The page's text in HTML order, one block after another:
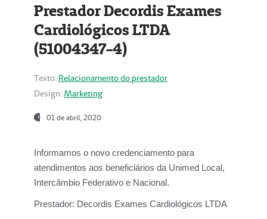
Prestador Decordis Exames
Cardiológicos LTDA
(51004347-4)
Texto: Relacionamento do prestador
Design: Marketing
01 de abril, 2020
Informamos o novo credenciamento para
atendimentos aos beneficiários da Unimed Local,
Intercâmbio Federativo e Nacional.
Prestador: Decordis Exames Cardiológicos LTDA